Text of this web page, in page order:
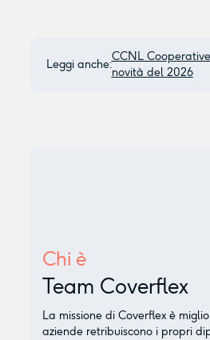
Leggi anche:
CCNL
novità del 2026
Chi è
Team Coverflex
La missione di Coverflex è
aziende retribuiscono i propri